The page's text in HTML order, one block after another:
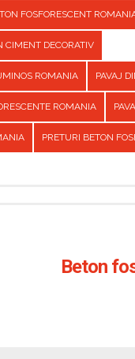
FOSFORESCENT
CIMENT DECORATIV
ROMANIA PAVAJ
ROMANIA
PRETURI BETON
Beton